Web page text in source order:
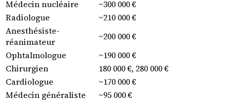
Médecin nucléaire
~300 000 €
Radiologue
~210 000 €
Anesthésiste-
réanimateur
~200 000 €
Ophtalmologue
~190 000 €
Chirurgien
180 000 €, 280 000 €
Cardiologue
~170 000 €
Médecin généraliste
~95 000 €